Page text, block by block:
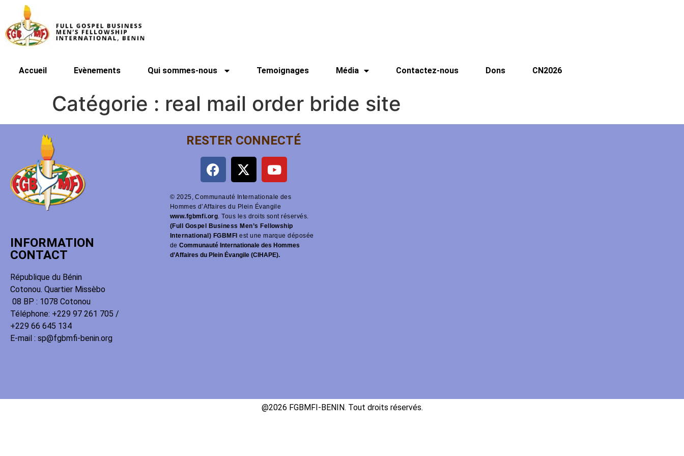
Accueil Evènements Qui sommes-nous Temoignages Média Contactez-nous Dons CN2026
Catégorie : real mail order bride site
INFORMATION
CONTACT
République du Bénin
Cotonou. Quartier Missèbo
08 BP : 1078 Cotonou
Téléphone: +229 97 261 705 /
+229 66 645 134
E-mail : sp@fgbmfi-benin.org
RESTER CONNECTÉ
© 2025, Communauté Internationale des
Hommes d’Affaires du Plein Évangile
www.fgbmfi.org. Tous les droits sont réservés.
(Full Gospel Business Men’s Fellowship
International) FGBMFI est une marque déposée
deCommunauté Internationale des Hommes
d’Affaires du Plein Évangile (CIHAPE).
@2026 FGBMFI-BENIN. Tout droits réservés.